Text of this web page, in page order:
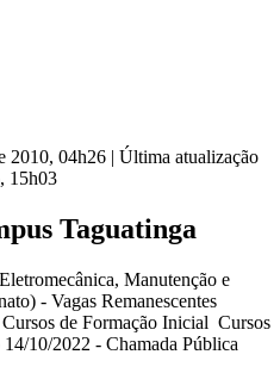
2010, 04h26 | Última atualização
15h03
Taguatinga
Manutenção e
- Vagas Remanescentes
de Formação Inicial Cursos
10/2022 - Chamada Pública